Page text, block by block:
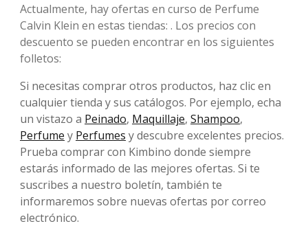
Actualmente, hay ofertas en curso de Perfume
Calvin Klein en estas tiendas: . Los precios con
descuento se pueden encontrar en los siguientes
folletos:
Si necesitas comprar otros productos, haz clic en
cualquier tienda y sus catálogos. Por ejemplo, echa
un vistazo a Peinado, Maquillaje, Shampoo,
Perfume y Perfumes y descubre excelentes precios.
Prueba comprar con Kimbino donde siempre
estarás informado de las mejores ofertas. Si te
suscribes a nuestro boletín, también te
informaremos sobre nuevas ofertas por correo
electrónico.